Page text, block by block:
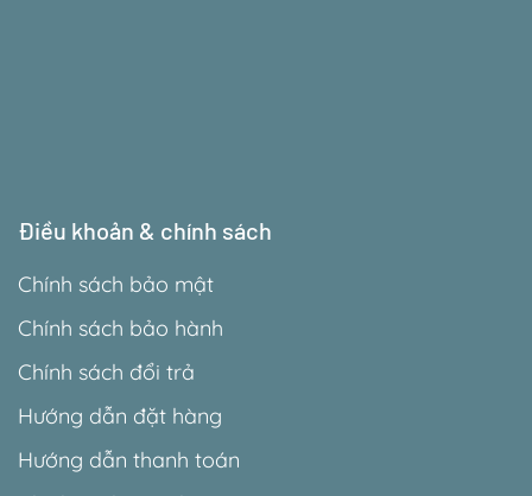
Điều khoản & chính sách
Chính sách bảo mật
Chính sách bảo hành
Chính sách đổi trả
Hướng dẫn đặt hàng
Hướng dẫn thanh toán